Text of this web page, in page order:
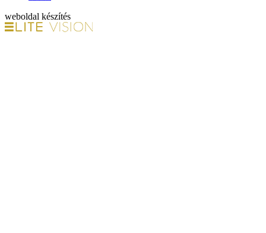
weboldal készítés